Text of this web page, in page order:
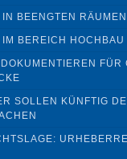
BEENGTEN RÄUMEN
BEREICH HOCHBAU
FÜR
SOLLEN KÜNFTIG